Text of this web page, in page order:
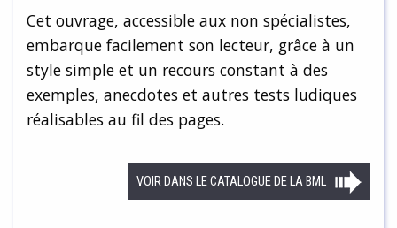
Cet ouvrage, accessible aux non spécialistes,
embarque facilement son lecteur, grâce à un
style simple et un recours constant à des
exemples, anecdotes et autres tests ludiques
réalisables au fil des pages.
VOIR DANS LE CATALOGUE DE LA BML